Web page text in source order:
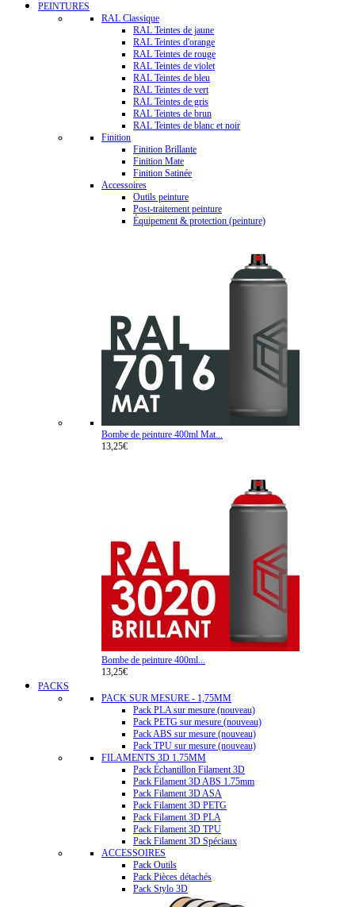
PEINTURES
RAL Classique
RAL Teintes de jaune
RAL Teintes d'orange
RAL Teintes de rouge
RAL Teintes de violet
RAL Teintes de bleu
RAL Teintes de vert
RAL Teintes de gris
RAL Teintes de brun
RAL Teintes de blanc et noir
Finition
Finition Brillante
Finition Mate
Finition Satinée
Accessoires
Outils peinture
Post-traitement peinture
Équipement & protection (peinture)
Bombe de peinture 400ml Mat...
13,25€
Bombe de peinture 400ml...
13,25€
PACKS
PACK SUR MESURE - 1,75MM
Pack PLA sur mesure (nouveau)
Pack PETG sur mesure (nouveau)
Pack ABS sur mesure (nouveau)
Pack TPU sur mesure (nouveau)
FILAMENTS 3D 1.75MM
Pack Échantillon Filament 3D
Pack Filament 3D ABS 1.75mm
Pack Filament 3D ASA
Pack Filament 3D PETG
Pack Filament 3D PLA
Pack Filament 3D TPU
Pack Filament 3D Spéciaux
ACCESSOIRES
Pack Outils
Pack Pièces détachés
Pack Stylo 3D